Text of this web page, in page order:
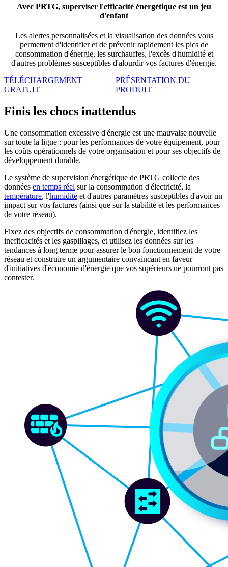
Avec PRTG, superviser l'efficacité énergétique est un jeu
d'enfant
Les alertes personnalisées et la visualisation des données vous
permettent d'identifier et de prévenir rapidement les pics de
consommation d'énergie, les surchauffes, l'excès d'humidité et
d'autres problèmes susceptibles d'alourdir vos factures d'énergie.
TÉLÉCHARGEMENT
GRATUIT
PRÉSENTATION DU
PRODUIT
Finis les chocs inattendus
Une consommation excessive d'énergie est une mauvaise nouvelle
sur toute la ligne : pour les performances de votre équipement, pour
les coûts opérationnels de votre organisation et pour ses objectifs de
développement durable.
Le système de supervision énergétique de PRTG collecte des
données en temps réel sur la consommation d'électricité, la
température, l'humidité et d'autres paramètres susceptibles d'avoir un
impact sur vos factures (ainsi que sur la stabilité et les performances
de votre réseau).
Fixez des objectifs de consommation d'énergie, identifiez les
inefficacités et les gaspillages, et utilisez les données sur les
tendances à long terme pour assurer le bon fonctionnement de votre
réseau et construire un argumentaire convaincant en faveur
d'initiatives d'économie d'énergie que vos supérieurs ne pourront pas
contester.